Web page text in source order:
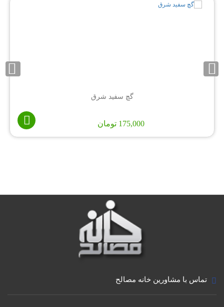
گچ سفید شرق
175,000 تومان
تماس با مشاورین خانه مصالح